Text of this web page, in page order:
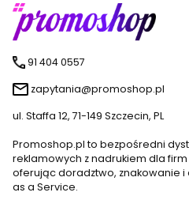
91 404 0557
zapytania@promoshop.pl
ul. Staffa 12, 71-149 Szczecin, PL
Promoshop.pl to bezpośredni
reklamowych z nadrukiem dla firm
oferując doradztwo, znakowanie i
as a Service.